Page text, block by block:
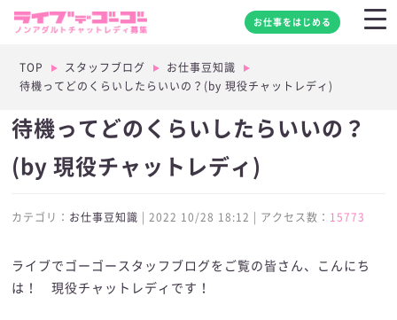
お仕事をはじめる
TOP スタッフブログ
お仕事豆知識
待機ってどのくらいしたらいいの？(by 現役チャットレディ)
待機ってどのくらいしたらいいの？
(by 現役チャットレディ)
カテゴリ： お仕事豆知識 | 2022 10/28 18:12 | アクセス数： 15773
ライブでゴーゴースタッフブログをご覧の皆さん、こんにち
は！ 現役チャットレディです！